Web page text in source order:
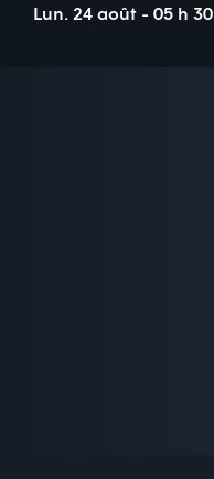
Lun. 24 août - 05 h 30